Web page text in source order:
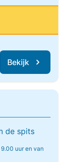
Bekijk
de spits
uur en van